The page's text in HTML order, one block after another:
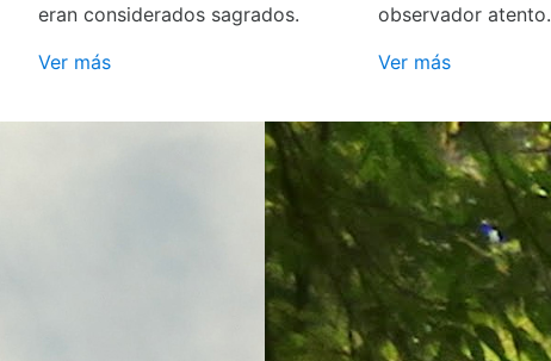
eran considerados sagrados.
Ver más
observador atento.
Ver más